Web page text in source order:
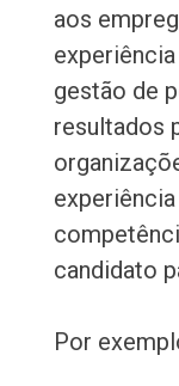
aos
gestão de
resultados
candidato
Por